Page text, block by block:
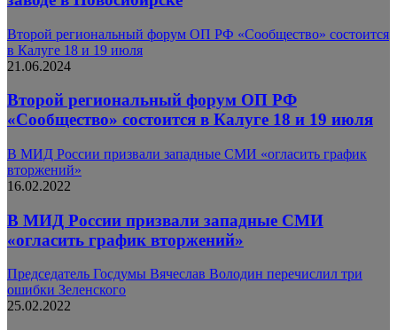
Второй региональный форум ОП РФ «Сообщество» состоится
в Калуге 18 и 19 июля
21.06.2024
Второй региональный форум ОП РФ
«Сообщество» состоится в Калуге 18 и 19 июля
В МИД России призвали западные СМИ «огласить график
вторжений»
16.02.2022
В МИД России призвали западные СМИ
«огласить график вторжений»
Председатель Госдумы Вячеслав Володин перечислил три
ошибки Зеленского
25.02.2022